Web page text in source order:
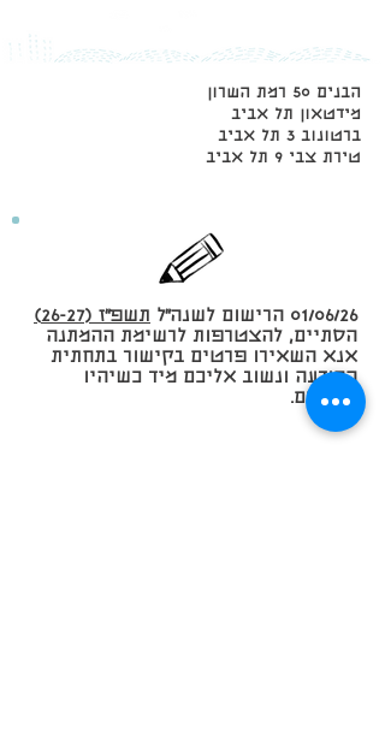
הבנים 50 רמת השרון
מידטאון תל אביב
ברטונוב 3 תל אביב
טירת צבי 9 תל אביב
01/06/26 הרישום לשנה״ל
תשפ״ז (26-27)
הסתיים, להצטרפות לרשימת ההמתנה
אנא השאירו פרטים בקישור בתחתית
ההודעה ונשוב אליכם מיד כשיהיו
שינויים.